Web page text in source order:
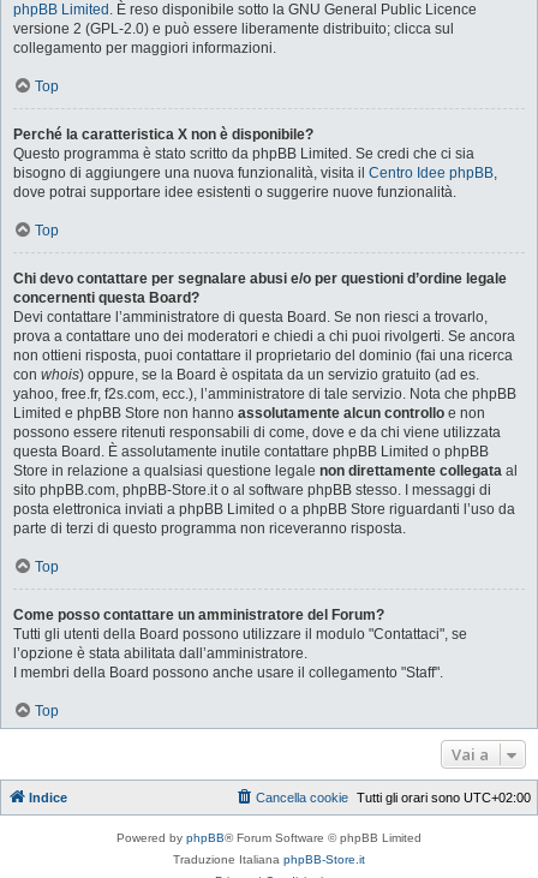
phpBB Limited . È reso disponibile sotto la GNU General Public Licence
versione 2 (GPL-2.0) e può essere liberamente distribuito; clicca sul
collegamento per maggiori informazioni.
Top
Perché la caratteristica X non è disponibile?
Questo programma è stato scritto da phpBB Limited. Se credi che ci sia
bisogno di aggiungere una nuova funzionalità, visita il Centro Idee phpBB,
dove potrai supportare idee esistenti o suggerire nuove funzionalità.
Top
Chi devo contattare per segnalare abusi e/o per questioni d’ordine legale
concernenti questa Board?
Devi contattare l’amministratore di questa Board. Se non riesci a trovarlo,
prova a contattare uno dei moderatori e chiedi a chi puoi rivolgerti. Se ancora
non ottieni risposta, puoi contattare il proprietario del dominio (fai una ricerca
con whois) oppure, se la Board è ospitata da un servizio gratuito (ad es.
yahoo, free.fr, f2s.com, ecc.), l’amministratore di tale servizio. Nota che phpBB
Limited e phpBB Store non hanno assolutamente alcun controllo e non
possono essere ritenuti responsabili di come, dove e da chi viene utilizzata
questa Board. È assolutamente inutile contattare phpBB Limited o phpBB
Store in relazione a qualsiasi questione legale non direttamente collegata al
sito phpBB.com, phpBB-Store.it o al software phpBB stesso. I messaggi di
posta elettronica inviati a phpBB Limited o a phpBB Store riguardanti l’uso da
parte di terzi di questo programma non riceveranno risposta.
Top
Come posso contattare un amministratore del Forum?
Tutti gli utenti della Board possono utilizzare il modulo "Contattaci", se
l’opzione è stata abilitata dall’amministratore.
I membri della Board possono anche usare il collegamento "Staff".
Top
Vai a
Indice Tutti gli orari sono UTC+02:00
Cancella cookie
Powered by phpBB® Forum Software © phpBB Limited
Traduzione Italiana phpBB-Store.it